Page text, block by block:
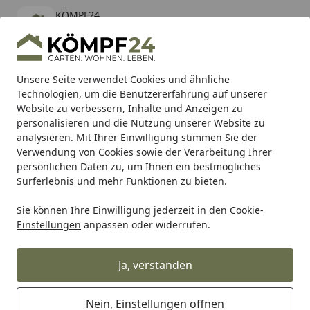
Unsere Seite verwendet Cookies und ähnliche
Technologien, um die Benutzererfahrung auf unserer
Website zu verbessern, Inhalte und Anzeigen zu
personalisieren und die Nutzung unserer Website zu
analysieren. Mit Ihrer Einwilligung stimmen Sie der
Verwendung von Cookies sowie der Verarbeitung Ihrer
persönlichen Daten zu, um Ihnen ein bestmögliches
Surferlebnis und mehr Funktionen zu bieten.
Sie können Ihre Einwilligung jederzeit in den Cookie-
Einstellungen anpassen oder widerrufen.
Ja, verstanden
Nein, Einstellungen öffnen
KÖMPF24
kostenlos - Im App Store
Hotline
Alle Produkte
Mein Konto
Suchen
Karibu Pools inkl. gratis Sandfilteranlage & Pool-
Starterset (Gesamtwert bis 468,99€)
Startseite
Hartje Hartje Zubehör für Fahrräder Victoria
Victoria Akkuabdeckung river blue